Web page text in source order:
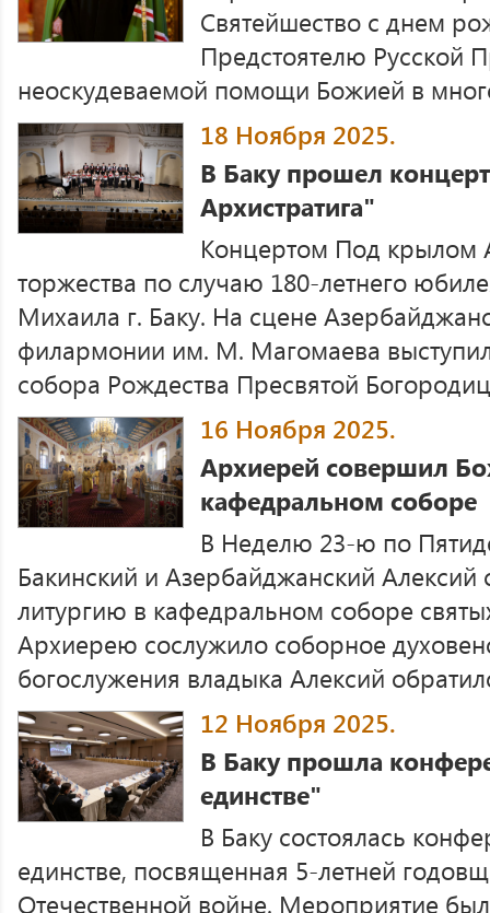
Святейшество с днем
Предстоятелю Русской
неоскудеваемой помощи Божией в
18 Ноября 2025.
В Баку прошел
Архистратига"
Концертом Под крылом
торжества по случаю 180-летнего
Михаила г. Баку. На сцене
филармонии им. М. Магомаева
собора Рождества Пресвятой
16 Ноября 2025.
Архиерей совершил
кафедральном соборе
В Неделю 23-ю по
Бакинский и Азербайджанский
литургию в кафедральном соборе
Архиерею сослужило соборное
богослужения владыка Алексий
12 Ноября 2025.
В Баку прошла
единстве"
В Баку состоялась
единстве, посвященная 5-летней
Отечественной войне. Мероприятие